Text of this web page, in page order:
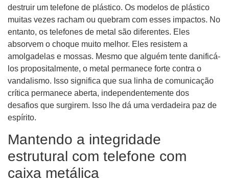
destruir um telefone de plástico. Os modelos de plástico
muitas vezes racham ou quebram com esses impactos. No
entanto, os telefones de metal são diferentes. Eles
absorvem o choque muito melhor. Eles resistem a
amolgadelas e mossas. Mesmo que alguém tente danificá-
los propositalmente, o metal permanece forte contra o
vandalismo. Isso significa que sua linha de comunicação
crítica permanece aberta, independentemente dos
desafios que surgirem. Isso lhe dá uma verdadeira paz de
espírito.
Mantendo a integridade
estrutural com telefone com
caixa metálica